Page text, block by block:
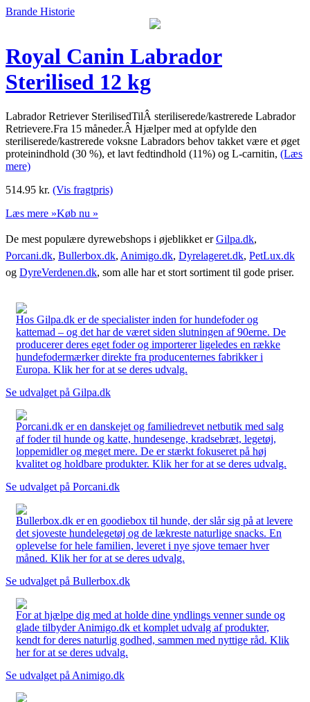
Brande Historie
Royal Canin Labrador
Sterilised 12 kg
Labrador Retriever SterilisedTilÂ steriliserede/kastrerede Labrador
Retrievere.Fra 15 måneder.Â Hjælper med at opfylde den
steriliserede/kastrerede voksne Labradors behov takket være et øget
proteinindhold (30 %), et lavt fedtindhold (11%) og L-carnitin, (Læs
mere)
514.95 kr. (Vis fragtpris)
Læs mere »Køb nu »
De mest populære dyrewebshops i øjeblikket erGilpa.dk,
Porcani.dk, Bullerbox.dk, Animigo.dk, Dyrelageret.dk, PetLux.dk
og DyreVerdenen.dk, som alle har et stort sortiment til gode priser.
Hos Gilpa.dk er de specialister inden for hundefoder og
kattemad – og det har de været siden slutningen af 90erne. De
producerer deres eget foder og importerer ligeledes en række
hundefodermærker direkte fra producenternes fabrikker i
Europa. Klik her for at se deres udvalg.
Se udvalget på Gilpa.dk
Porcani.dk er en danskejet og familiedrevet netbutik med salg
af foder til hunde og katte, hundesenge, kradsebræt, legetøj,
loppemidler og meget mere. De er stærkt fokuseret på høj
kvalitet og holdbare produkter. Klik her for at se deres udvalg.
Se udvalget på Porcani.dk
Bullerbox.dk er en goodiebox til hunde, der slår sig på at levere
det sjoveste hundelegetøj og de lækreste naturlige snacks. En
oplevelse for hele familien, leveret i nye sjove temaer hver
måned. Klik her for at se deres udvalg.
Se udvalget på Bullerbox.dk
For at hjælpe dig med at holde dine yndlings venner sunde og
glade tilbyder Animigo.dk et komplet udvalg af produkter,
kendt for deres naturlig godhed, sammen med nyttige råd. Klik
her for at se deres udvalg.
Se udvalget på Animigo.dk